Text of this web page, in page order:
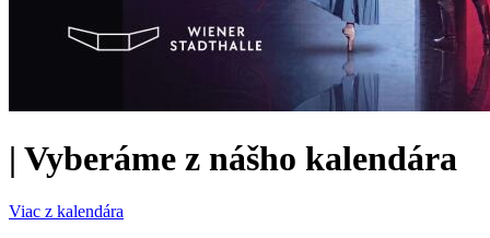
| Vyberáme z nášho kalendára
Viac z kalendára